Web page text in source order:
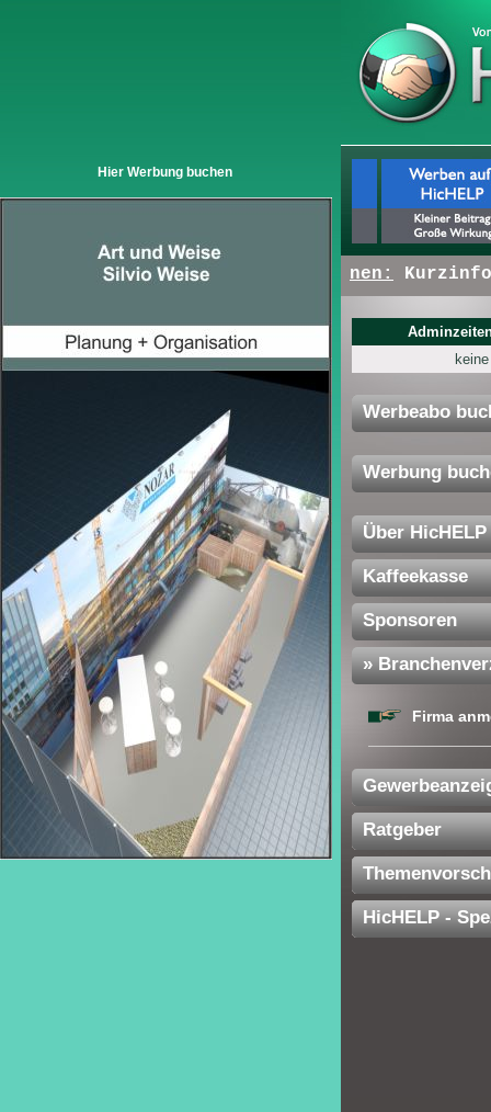
Hier Werbung buchen
+ + +Hier erscheinen:Kurzinfos
keine
Werbeabo
Werbung
Über HicHELP
Kaffeekasse
Sponsoren
»
Firma
Ratgeber
HicHELP -